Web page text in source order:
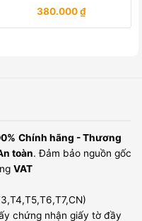
380.000₫
Chính hãng - Thương
toàn. Đảm bảo nguồn gốc
VAT
chứng nhận giấy tờ đầy